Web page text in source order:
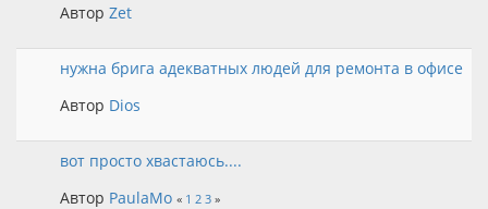
Автор Zet
нужна брига адекватных людей для ремонта в офисе
Автор Dios
вот просто хвастаюсь....
Автор PaulaMo « 1 2 3 »